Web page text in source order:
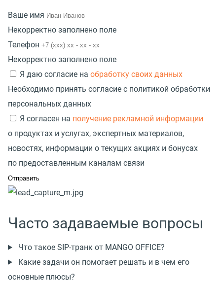
Ваше имя
Некорректно заполнено поле
Телефон
Некорректно заполнено поле
Я даю согласие на обработку своих данных
Необходимо принять согласие с политикой обработки
персональных данных
Я согласен на получение рекламной информации
о продуктах и услугах, экспертных материалов,
новостях, информации о текущих акциях и бонусах
по предоставленным каналам связи
Часто задаваемые вопросы
Что такое SIP-транк от MANGO OFFICE?
Какие задачи он помогает решать и в чем его
основные плюсы?